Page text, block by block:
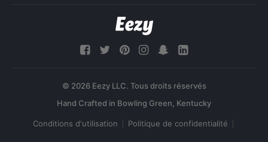
© 2026 Eezy LLC. Tous droits réservés
Conditions d'utilisation Politique de confidentialité